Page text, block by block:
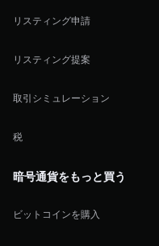
リスティング申請
リスティング提案
取引シミュレーション
税
暗号通貨をもっと買う
ビットコインを購入